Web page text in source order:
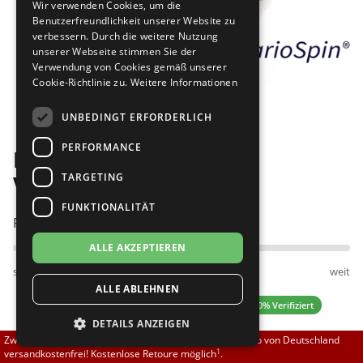
Brautschuhe
Sneaker
Übergrößen 43-44
Flexerinas
Merlet
Nueva Epoca
RayRose
Rummos
Rumpf
SoDanca
TopTanz
Bilder
Diamant 035-077-013-Y
VarioSpin
Passt am besten bei Fußweite:
schmal normal weit
0.00 (0 Bewertungen) ✓ 100% Verifiziert
Zwischen 70,00 EUR und 800,00 EUR liefern wir innerhalb von Deutschland
versandkostenfrei! Kostenlose Retoure möglich1.
Wir verwenden Cookies, um die
Benutzerfreundlichkeit unserer Website zu
verbessern. Durch die weitere Nutzung
unserer Webseite stimmen Sie der
Verwendung von Cookies gemäß unserer
Cookie-Richtlinie zu. Weitere Informationen
UNBEDINGT ERFORDERLICH
PERFORMANCE
TARGETING
FUNKTIONALITÄT
ALLE AKZEPTIEREN
ALLE ABLEHNEN
DETAILS ANZEIGEN